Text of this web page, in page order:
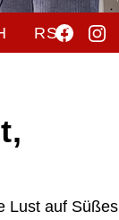
RSO
Lust auf Süßes